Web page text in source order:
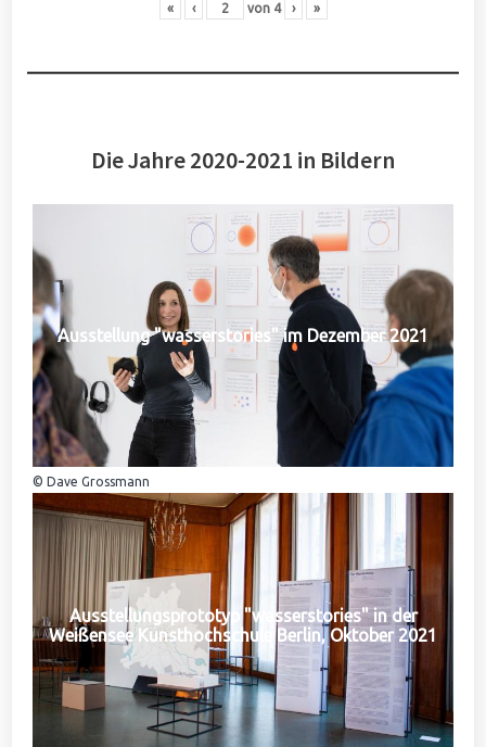
« ‹ von 4 › »
Die Jahre 2020-2021 in Bildern
Ausstellung "wasserstories" im Dezember 2021
© Dave Grossmann
Ausstellungsprototyp "wasserstories" in der
Weißensee Kunsthochschule Berlin, Oktober 2021